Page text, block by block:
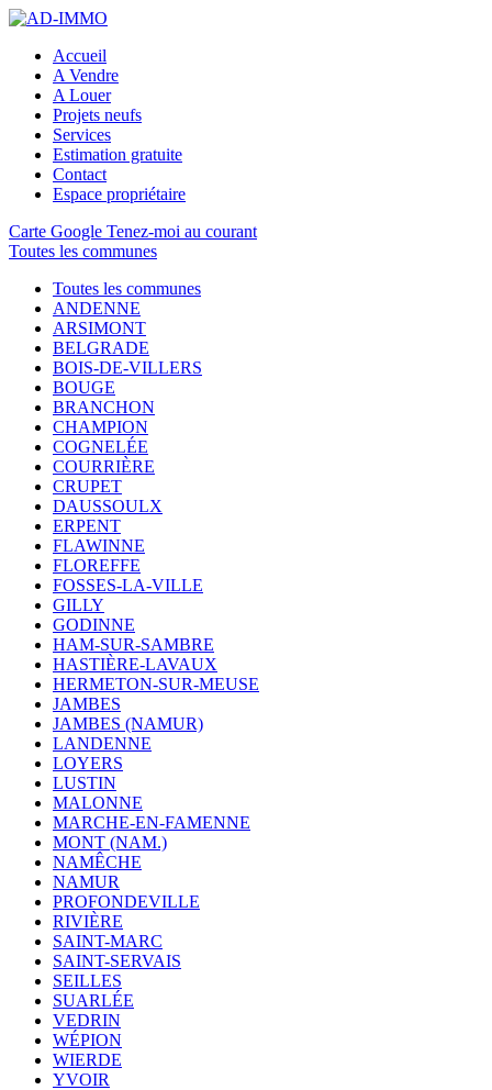
Accueil
A Vendre
A Louer
Projets neufs
Services
Estimation gratuite
Contact
Espace propriétaire
Carte Google Tenez-moi au courant
Toutes les communes
Toutes les communes
ANDENNE
ARSIMONT
BELGRADE
BOIS-DE-VILLERS
BOUGE
BRANCHON
CHAMPION
COGNELÉE
COURRIÈRE
CRUPET
DAUSSOULX
ERPENT
FLAWINNE
FLOREFFE
FOSSES-LA-VILLE
GILLY
GODINNE
HAM-SUR-SAMBRE
HASTIÈRE-LAVAUX
HERMETON-SUR-MEUSE
JAMBES
JAMBES (NAMUR)
LANDENNE
LOYERS
LUSTIN
MALONNE
MARCHE-EN-FAMENNE
MONT (NAM.)
NAMÊCHE
NAMUR
PROFONDEVILLE
RIVIÈRE
SAINT-MARC
SAINT-SERVAIS
SEILLES
SUARLÉE
VEDRIN
WÉPION
WIERDE
YVOIR